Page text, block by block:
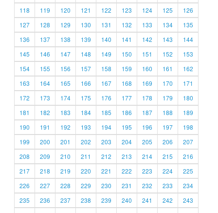
118
119 120 121 122 123 124 125
126
127
128 129 130 131 132 133 134
135
136
137 138 139 140 141 142 143
144
145
146 147 148 149 150 151 152
153
154
155 156 157 158 159 160 161
162
163
164 165 166 167 168 169 170
171
172
173 174 175 176 177 178 179
180
181
182 183 184 185 186 187 188
189
190
191 192 193 194 195 196 197
198
199
200 201 202 203 204 205 206
207
208
209 210 211 212 213 214 215
216
217
218 219 220 221 222 223 224
225
226
227 228 229 230 231 232 233
234
235
236 237 238 239 240 241 242
243